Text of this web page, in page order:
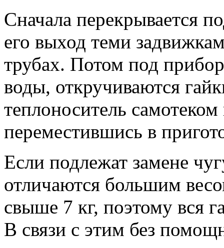
Сначала перекрывается
его выход теми
трубах. Потом под
воды, откручиваются
теплоноситель
переместившись в
Если подлежат замене
отличаются большим
свыше 7 кг, поэтому вся
В связи с этим без